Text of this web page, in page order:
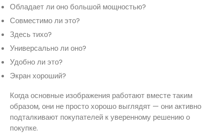
Обладает ли оно большой мощностью?
Совместимо ли это?
Здесь тихо?
Универсально ли оно?
Удобно ли это?
Экран хороший?
Когда основные изображения работают вместе таким
образом, они не просто хорошо выглядят — они активно
подталкивают покупателей к уверенному решению о
покупке.